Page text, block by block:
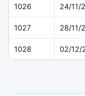
1026 24/11/
1027 28/11/
1028 02/12/